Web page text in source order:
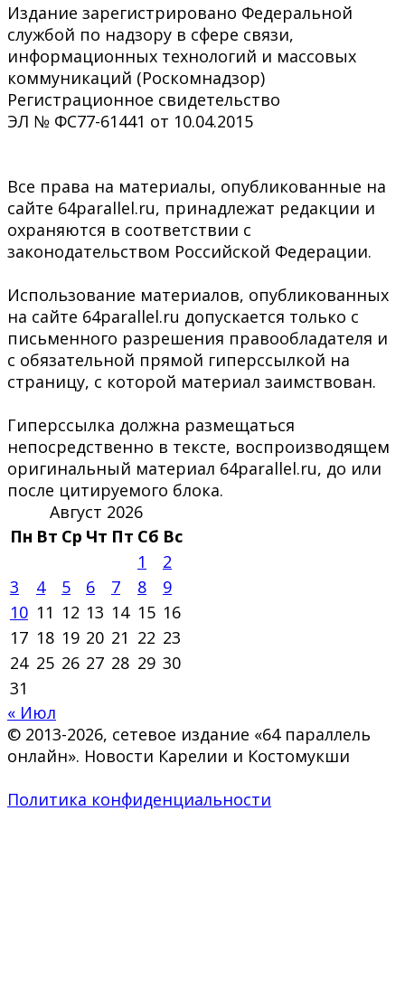
Издание зарегистрировано Федеральной
службой по надзору в сфере связи,
информационных технологий и массовых
коммуникаций (Роскомнадзор)
Регистрационное свидетельство
ЭЛ № ФС77-61441 от 10.04.2015
Все права на материалы, опубликованные на
сайте 64parallel.ru, принадлежат редакции и
охраняются в соответствии с
законодательством Российской Федерации.
Использование материалов, опубликованных
на сайте 64parallel.ru допускается только с
письменного разрешения правообладателя и
с обязательной прямой гиперссылкой на
страницу, с которой материал заимствован.
Гиперссылка должна размещаться
непосредственно в тексте, воспроизводящем
оригинальный материал 64parallel.ru, до или
после цитируемого блока.
Август 2026
Пн Вт Ср Чт Пт Сб Вс
1
2
3
4 5 6 7 8
9
10 11 12 13 14 15 16
17 18 19 20 21 22 23
24 25 26 27 28 29 30
31
« Июл
© 2013-2026, сетевое издание «64 параллель
онлайн». Новости Карелии и Костомукши
Политика конфиденциальности